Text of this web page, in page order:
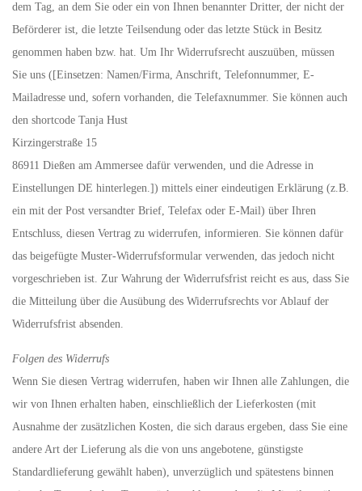
dem Tag, an dem Sie oder ein von Ihnen benannter Dritter, der nicht der
Beförderer ist, die letzte Teilsendung oder das letzte Stück in Besitz
genommen haben bzw. hat. Um Ihr Widerrufsrecht auszuüben, müssen
Sie uns ([Einsetzen: Namen/Firma, Anschrift, Telefonnummer, E-
Mailadresse und, sofern vorhanden, die Telefaxnummer. Sie können auch
den shortcode Tanja Hust
Kirzingerstraße 15
86911 Dießen am Ammersee dafür verwenden, und die Adresse in
Einstellungen DE hinterlegen.]) mittels einer eindeutigen Erklärung (z.B.
ein mit der Post versandter Brief, Telefax oder E-Mail) über Ihren
Entschluss, diesen Vertrag zu widerrufen, informieren. Sie können dafür
das beigefügte Muster-Widerrufsformular verwenden, das jedoch nicht
vorgeschrieben ist. Zur Wahrung der Widerrufsfrist reicht es aus, dass Sie
die Mitteilung über die Ausübung des Widerrufsrechts vor Ablauf der
Widerrufsfrist absenden.
Folgen des Widerrufs
Wenn Sie diesen Vertrag widerrufen, haben wir Ihnen alle Zahlungen, die
wir von Ihnen erhalten haben, einschließlich der Lieferkosten (mit
Ausnahme der zusätzlichen Kosten, die sich daraus ergeben, dass Sie eine
andere Art der Lieferung als die von uns angebotene, günstigste
Standardlieferung gewählt haben), unverzüglich und spätestens binnen